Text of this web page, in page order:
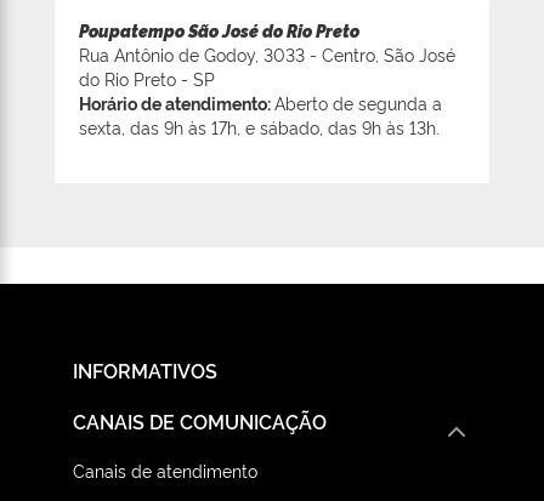
Poupatempo São José do Rio Preto
Rua Antônio de Godoy, 3033 - Centro, São José
do Rio Preto - SP
Horário de atendimento:Aberto de segunda a
sexta, das 9h às 17h, e sábado, das 9h às 13h.
INFORMATIVOS
CANAIS DE COMUNICAÇÃO
Canais de atendimento